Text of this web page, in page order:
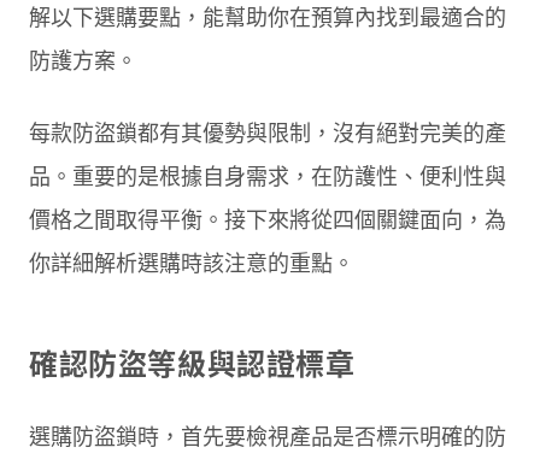
解以下選購要點，能幫助你在預算內找到最適合的
防護方案。
每款防盜鎖都有其優勢與限制，沒有絕對完美的產
品。重要的是根據自身需求，在防護性、便利性與
價格之間取得平衡。接下來將從四個關鍵面向，為
你詳細解析選購時該注意的重點。
確認防盜等級與認證標章
選購防盜鎖時，首先要檢視產品是否標示明確的防